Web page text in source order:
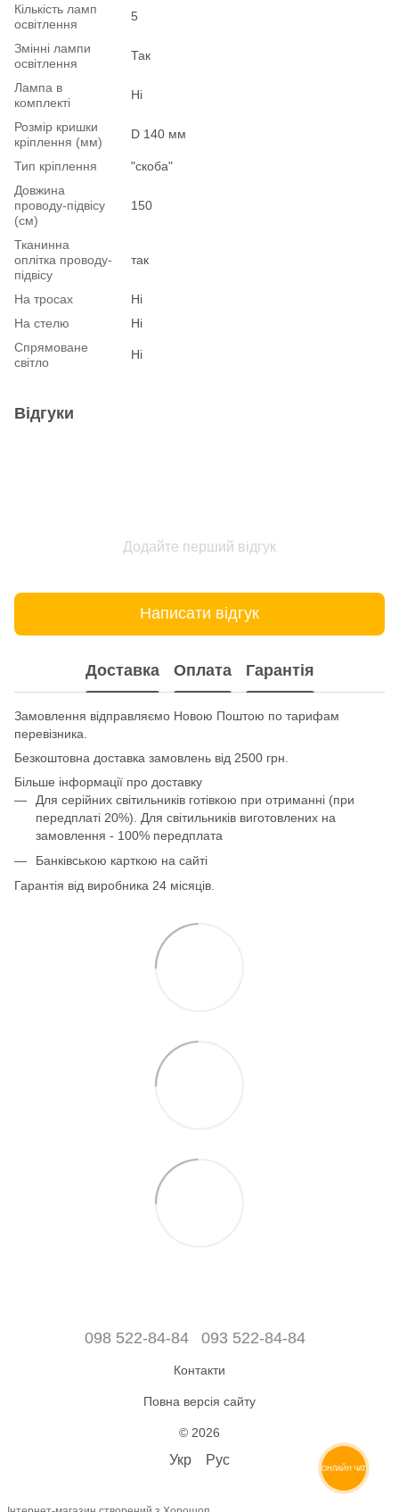
Кількість ламп
освітлення
5
Змінні лампи
освітлення
Так
Лампа в
комплекті
Ні
Розмір кришки
кріплення (мм)
D 140 мм
Тип кріплення
"скоба"
Довжина
проводу-підвісу
(см)
150
Тканинна
оплітка проводу-
підвісу
так
На тросах
Ні
На стелю
Ні
Спрямоване
світло
Ні
Відгуки
Додайте перший відгук
Написати відгук
Доставка Оплата Гарантія
Замовлення відправляємо Новою Поштою по тарифам
перевізника.
Безкоштовна доставка замовлень від 2500 грн.
Більше інформації про доставку
Для серійних світильників готівкою при отриманні (при
передплаті 20%). Для світильників виготовлених на
замовлення - 100% передплата
Банківською карткою на сайті
Гарантія від виробника 24 місяців.
098 522-84-84 093 522-84-84
Контакти
Повна версія сайту
© 2026
Укр Рус
ОНЛАЙН ЧАТ